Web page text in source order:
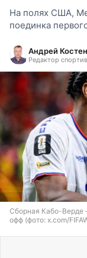
На полях США,
поединка
Андрей
Редактор
Сборная Кабо-Верде
офф (фото: x.com/